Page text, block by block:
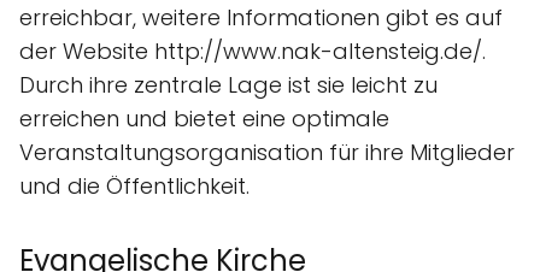
erreichbar, weitere Informationen gibt es auf
der Website http://www.nak-altensteig.de/.
Durch ihre zentrale Lage ist sie leicht zu
erreichen und bietet eine optimale
Veranstaltungsorganisation für ihre Mitglieder
und die Öffentlichkeit.
Evangelische Kirche